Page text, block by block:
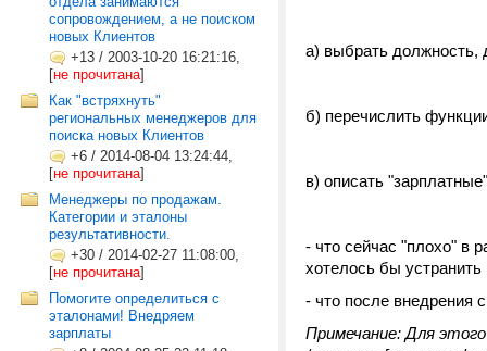
сопровождением, а не поиском
новых Клиентов
+13 / 2003-10-20 16:21:16,
[не прочитана]
Как "встряхнуть"
региональных менеджеров для
поиска новых Клиентов
+6 / 2014-08-04 13:24:44,
[не прочитана]
Менеджеры по продажам.
Категории и эталоны
результативности.
+30 / 2014-02-27 11:08:00,
[не прочитана]
Помогите определиться с
эталонами! Внедряем
зарплаты
а) выбрать должность,
б) перечислить
в) описать
- что сейчас "плохо" в
хотелось бы
- что после внедрения
Примечание: Для